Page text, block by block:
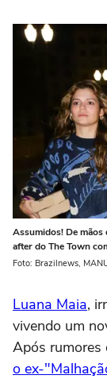
Assumidos! De mãos
after do The Town
Foto: Brazilnews,
Luana Maia,
vivendo um
Após rumores
o ex-